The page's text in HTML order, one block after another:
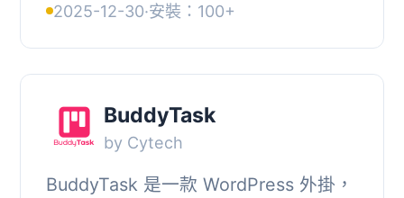
饋。, 最簡單的 WordPress 路線圖插
件, WP Roadmap 插件是一款...
2025-12-30·安裝：100+
BuddyTask
by Cytech
BuddyTask 是一款 WordPress 外掛，